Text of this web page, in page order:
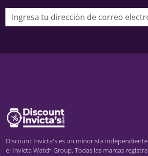
Dirección de correo electrónico
Discount Invicta's es un minorista
el Invicta Watch Group. Todas las marcas